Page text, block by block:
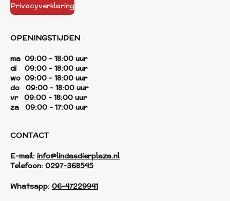
Privacyverklaring
OPENINGSTIJDEN
ma 09:00 - 18:00 uur
di 09:00 - 18:00 uur
wo 09:00 - 18:00 uur
do 09:00 - 18:00 uur
vr 09:00 - 18:00 uur
za 09:00 - 17:00 uur
CONTACT
E-mail: info@lindasdierplaza.nl
Telefoon: 0297-368545
Whatsapp: 06-47229941